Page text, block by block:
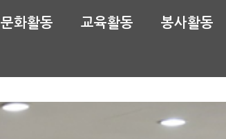
문화활동 교육활동 봉사활동